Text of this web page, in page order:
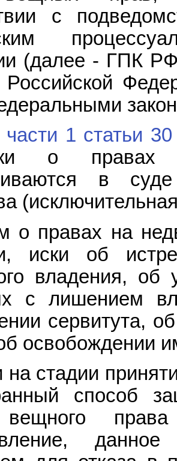
с
(далее - ГПК
Российской
части 1 статьи 30
о правах
в
о правах на
иски об
владения,
с лишением
сервитута,
освобождении
на стадии
способ
вещного